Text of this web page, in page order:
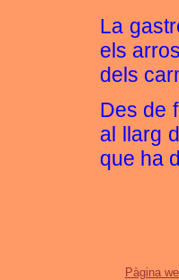
La
els
dels
Des de
al llarg
que ha
Pàgina